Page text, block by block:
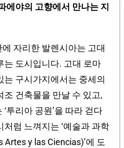
에야의 고향에서 만나는 지
자리한 발렌시아는 고대
는 도시입니다. 고대 로마
는 구시가지에서는 중세의
조 건축물을 만날 수 있고,
투리아 공원’을 따라 걷다
처럼 느껴지는 ‘예술과 과학
y las Ciencias)’에 도